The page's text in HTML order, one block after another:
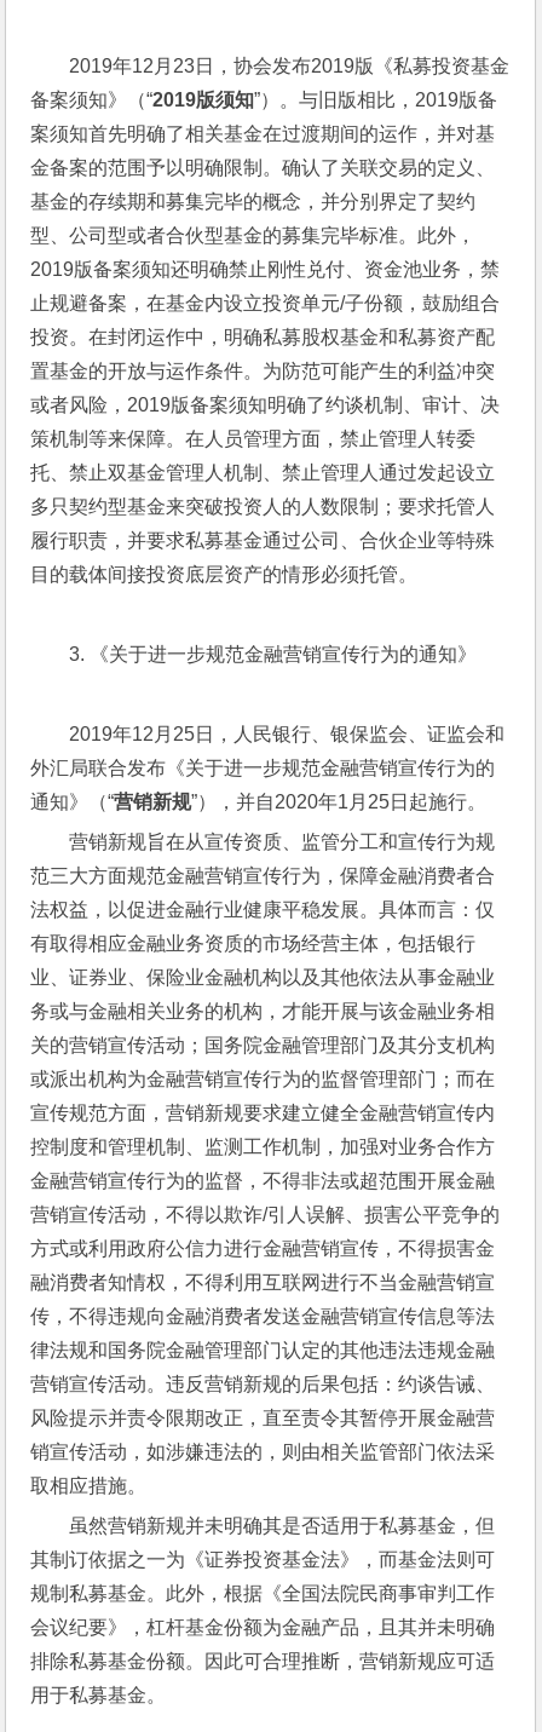
2019年12月23日，协会发布2019版《私募投资基金
备案须知》（“2019版须知”）。与旧版相比，2019版备
案须知首先明确了相关基金在过渡期间的运作，并对基
金备案的范围予以明确限制。确认了关联交易的定义、
基金的存续期和募集完毕的概念，并分别界定了契约
型、公司型或者合伙型基金的募集完毕标准。此外，
2019版备案须知还明确禁止刚性兑付、资金池业务，禁
止规避备案，在基金内设立投资单元/子份额，鼓励组合
投资。在封闭运作中，明确私募股权基金和私募资产配
置基金的开放与运作条件。为防范可能产生的利益冲突
或者风险，2019版备案须知明确了约谈机制、审计、决
策机制等来保障。在人员管理方面，禁止管理人转委
托、禁止双基金管理人机制、禁止管理人通过发起设立
多只契约型基金来突破投资人的人数限制；要求托管人
履行职责，并要求私募基金通过公司、合伙企业等特殊
目的载体间接投资底层资产的情形必须托管。
3. 《关于进一步规范金融营销宣传行为的通知》
2019年12月25日，人民银行、银保监会、证监会和
外汇局联合发布《关于进一步规范金融营销宣传行为的
通知》（“营销新规”），并自2020年1月25日起施行。
营销新规旨在从宣传资质、监管分工和宣传行为规
范三大方面规范金融营销宣传行为，保障金融消费者合
法权益，以促进金融行业健康平稳发展。具体而言：仅
有取得相应金融业务资质的市场经营主体，包括银行
业、证券业、保险业金融机构以及其他依法从事金融业
务或与金融相关业务的机构，才能开展与该金融业务相
关的营销宣传活动；国务院金融管理部门及其分支机构
或派出机构为金融营销宣传行为的监督管理部门；而在
宣传规范方面，营销新规要求建立健全金融营销宣传内
控制度和管理机制、监测工作机制，加强对业务合作方
金融营销宣传行为的监督，不得非法或超范围开展金融
营销宣传活动，不得以欺诈/引人误解、损害公平竞争的
方式或利用政府公信力进行金融营销宣传，不得损害金
融消费者知情权，不得利用互联网进行不当金融营销宣
传，不得违规向金融消费者发送金融营销宣传信息等法
律法规和国务院金融管理部门认定的其他违法违规金融
营销宣传活动。违反营销新规的后果包括：约谈告诫、
风险提示并责令限期改正，直至责令其暂停开展金融营
销宣传活动，如涉嫌违法的，则由相关监管部门依法采
取相应措施。
虽然营销新规并未明确其是否适用于私募基金，但
其制订依据之一为《证券投资基金法》，而基金法则可
规制私募基金。此外，根据《全国法院民商事审判工作
会议纪要》，杠杆基金份额为金融产品，且其并未明确
排除私募基金份额。因此可合理推断，营销新规应可适
用于私募基金。